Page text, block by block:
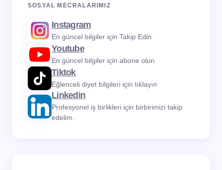
SOSYAL MECRALARIMIZ
Instagram
En güncel bilgiler için Takip Edin
Youtube
En güncel bilgiler için abone olun
Tiktok
Eğlenceli diyet bilgileri için tıklayın
Linkedin
Profesyonel iş birlikleri için birbirimizi takip
edelim.